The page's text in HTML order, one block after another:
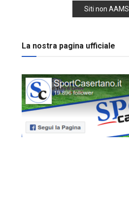
Siti non AAMS
La nostra pagina ufficiale